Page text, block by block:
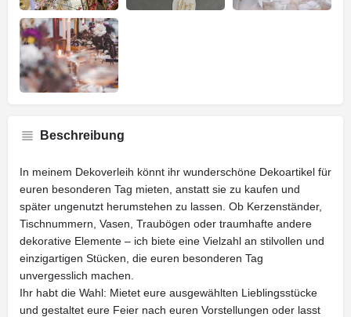
Beschreibung
In meinem Dekoverleih könnt ihr wunderschöne Dekoartikel für
euren besonderen Tag mieten, anstatt sie zu kaufen und
später ungenutzt herumstehen zu lassen. Ob Kerzenständer,
Tischnummern, Vasen, Traubögen oder traumhafte andere
dekorative Elemente – ich biete eine Vielzahl an stilvollen und
einzigartigen Stücken, die euren besonderen Tag
unvergesslich machen.
Ihr habt die Wahl: Mietet eure ausgewählten Lieblingsstücke
und gestaltet eure Feier nach euren Vorstellungen oder lasst